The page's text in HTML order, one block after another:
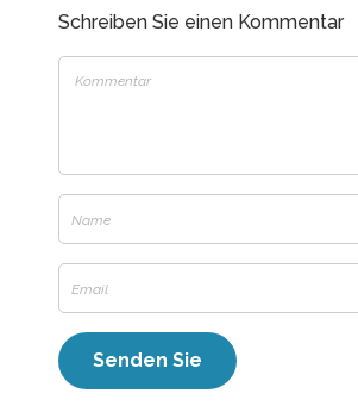
Schreiben Sie einen Kommentar